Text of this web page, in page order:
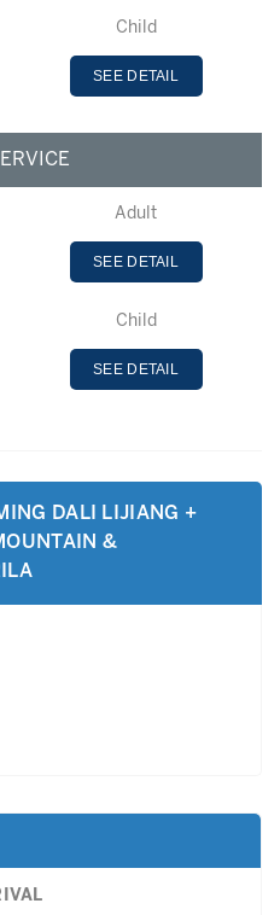
Child
SEE DETAIL
Adult
SEE DETAIL
Child
SEE DETAIL
DALI LIJIANG +
&